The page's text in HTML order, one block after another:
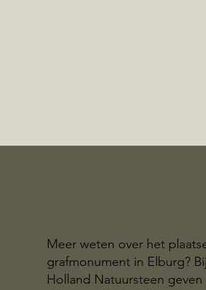
Meer weten over het
grafmonument in Elburg?
Holland Natuursteen geven